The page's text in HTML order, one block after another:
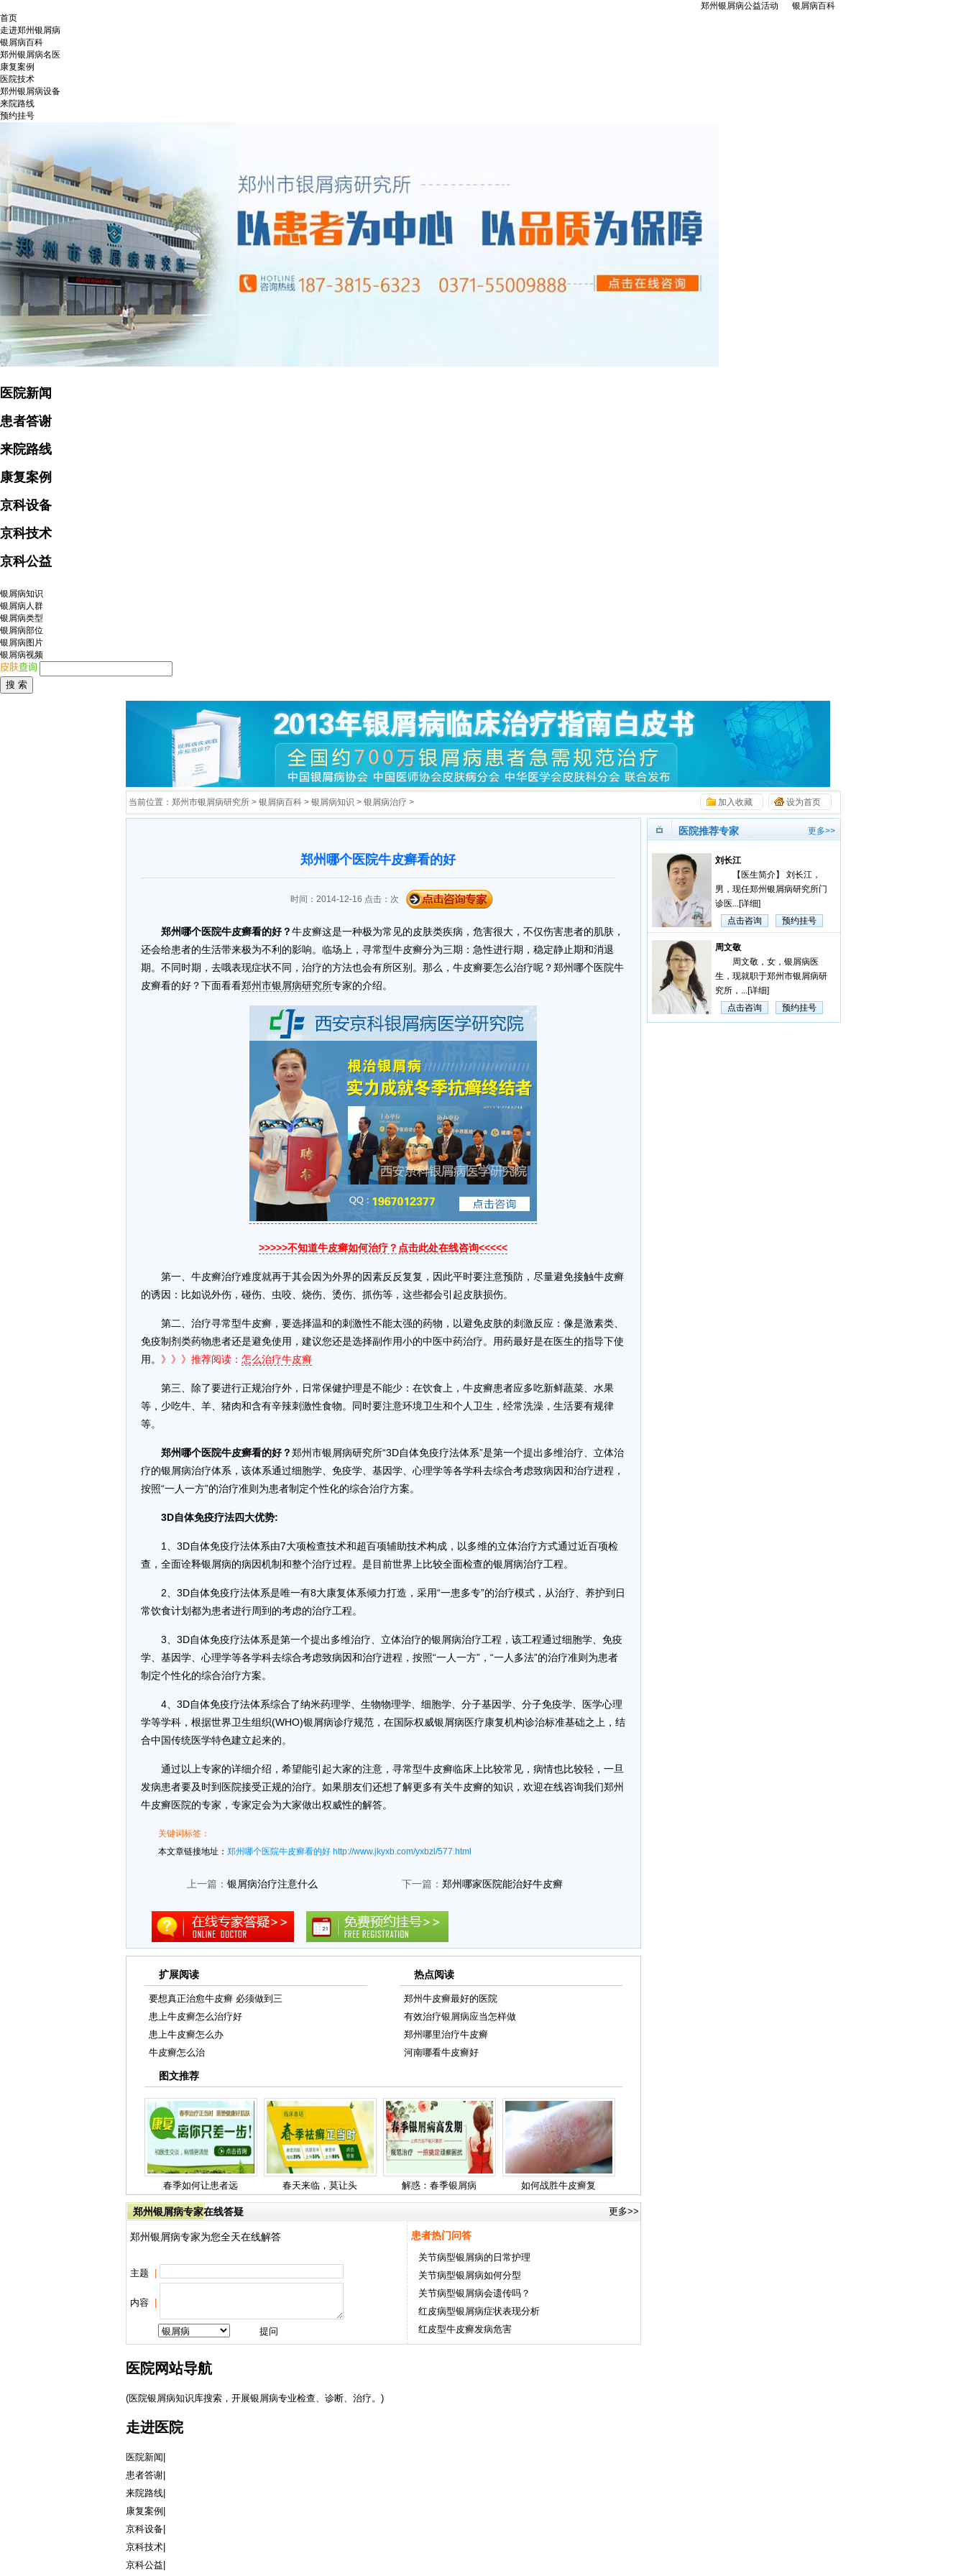
郑州银屑病公益活动
银屑病百科
首页
走进郑州银屑病
银屑病百科
郑州银屑病名医
康复案例
医院技术
郑州银屑病设备
来院路线
预约挂号
医院新闻
患者答谢
来院路线
康复案例
京科设备
京科技术
京科公益
银屑病知识
银屑病人群
银屑病类型
银屑病部位
银屑病图片
银屑病视频
当前位置： 郑州市银屑病研究所> 银屑病百科> 银屑病知识 > 银屑病治疗 > 加入收藏 设为首页
郑州哪个医院牛皮癣看的好
时间：2014-12-16 点击： 次
郑州哪个医院牛皮癣看的好？牛皮癣这是一种极为常见的皮肤类疾病，危害很大，不仅伤害患者的肌肤，
还会给患者的生活带来极为不利的影响。临场上，寻常型牛皮癣分为三期：急性进行期，稳定静止期和消退
期。不同时期，去哦表现症状不同，治疗的方法也会有所区别。那么，牛皮癣要怎么治疗呢？郑州哪个医院牛
皮癣看的好？下面看看郑州市银屑病研究所专家的介绍。
>>>>>不知道牛皮癣如何治疗？点击此处在线咨询<<<<<
第一、牛皮癣治疗难度就再于其会因为外界的因素反反复复，因此平时要注意预防，尽量避免接触牛皮癣
的诱因：比如说外伤，碰伤、虫咬、烧伤、烫伤、抓伤等，这些都会引起皮肤损伤。
第二、治疗寻常型牛皮癣，要选择温和的刺激性不能太强的药物，以避免皮肤的刺激反应：像是激素类、
免疫制剂类药物患者还是避免使用，建议您还是选择副作用小的中医中药治疗。用药最好是在医生的指导下使
用。 》》》推荐阅读： 怎么治疗牛皮癣
第三、除了要进行正规治疗外，日常保健护理是不能少：在饮食上，牛皮癣患者应多吃新鲜蔬菜、水果
等，少吃牛、羊、猪肉和含有辛辣刺激性食物。同时要注意环境卫生和个人卫生，经常洗澡，生活要有规律
等。
郑州哪个医院牛皮癣看的好？郑州市银屑病研究所“3D自体免疫疗法体系”是第一个提出多维治疗、立体治
疗的银屑病治疗体系，该体系通过细胞学、免疫学、基因学、心理学等各学科去综合考虑致病因和治疗进程，
按照“一人一方”的治疗准则为患者制定个性化的综合治疗方案。
3D自体免疫疗法四大优势:
1、3D自体免疫疗法体系由7大项检查技术和超百项辅助技术构成，以多维的立体治疗方式通过近百项检
查，全面诠释银屑病的病因机制和整个治疗过程。是目前世界上比较全面检查的银屑病治疗工程。
2、3D自体免疫疗法体系是唯一有8大康复体系倾力打造，采用“一患多专”的治疗模式，从治疗、养护到日
常饮食计划都为患者进行周到的考虑的治疗工程。
3、3D自体免疫疗法体系是第一个提出多维治疗、立体治疗的银屑病治疗工程，该工程通过细胞学、免疫
学、基因学、心理学等各学科去综合考虑致病因和治疗进程，按照“一人一方”，“一人多法”的治疗准则为患者
制定个性化的综合治疗方案。
4、3D自体免疫疗法体系综合了纳米药理学、生物物理学、细胞学、分子基因学、分子免疫学、医学心理
学等学科，根据世界卫生组织(WHO)银屑病诊疗规范，在国际权威银屑病医疗康复机构诊治标准基础之上，结
合中国传统医学特色建立起来的。
通过以上专家的详细介绍，希望能引起大家的注意，寻常型牛皮癣临床上比较常见，病情也比较轻，一旦
发病患者要及时到医院接受正规的治疗。如果朋友们还想了解更多有关牛皮癣的知识，欢迎在线咨询我们郑州
牛皮癣医院的专家，专家定会为大家做出权威性的解答。
关键词标签：
本文章链接地址： 郑州哪个医院牛皮癣看的好 http://www.jkyxb.com/yxbzl/577.html
上一篇： 银屑病治疗注意什么 下一篇： 郑州哪家医院能治好牛皮癣
扩展阅读
要想真正治愈牛皮癣 必须做到三
患上牛皮癣怎么治疗好
患上牛皮癣怎么办
牛皮癣怎么治
热点阅读
郑州牛皮癣最好的医院
有效治疗银屑病应当怎样做
郑州哪里治疗牛皮癣
河南哪看牛皮癣好
图文推荐
春季如何让患者远 春天来临，莫让头 解惑：春季银屑病 如何战胜牛皮癣复
郑州银屑病专家在线答疑 更多>>
郑州银屑病专家为您全天在线解答
主题 |
内容
患者热门问答
关节病型银屑病的日常护理
关节病型银屑病如何分型
关节病型银屑病会遗传吗？
红皮病型银屑病症状表现分析
红皮型牛皮癣发病危害
医院推荐专家 更多>>
刘长江
【医生简介】 刘长江，
男，现任郑州银屑病研究所门
诊医... [详细]
预约挂号
点击咨询
周文敬
周文敬，女，银屑病医
生，现就职于郑州市银屑病研
究所，... [详细]
预约挂号
点击咨询
医院网站导航
(医院银屑病知识库搜索，开展银屑病专业检查、诊断、治疗。)
走进医院
医院新闻
患者答谢|
来院路线|
康复案例
京科设备
京科技术|
京科公益